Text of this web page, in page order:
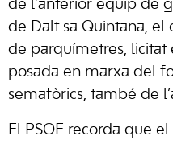
de l’anterior equip de
de Dalt sa Quintana, el
de parquímetres, licitat
posada en marxa del
semafòrics, també de
El PSOE recorda que